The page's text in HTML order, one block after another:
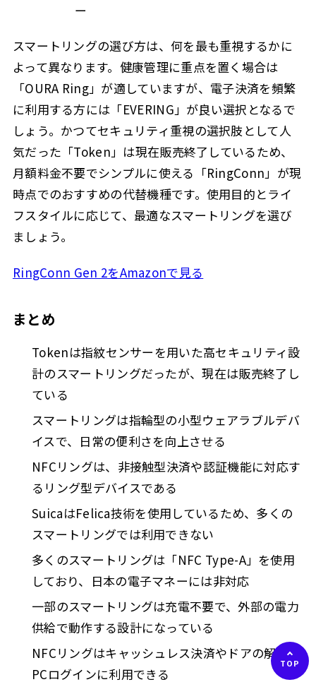
ー
スマートリングの選び方は、何を最も重視するかに
よって異なります。健康管理に重点を置く場合は
「OURA Ring」が適していますが、電子決済を頻繁
に利用する方には「EVERING」が良い選択となるで
しょう。かつてセキュリティ重視の選択肢として人
気だった「Token」は現在販売終了しているため、
月額料金不要でシンプルに使える「RingConn」が現
時点でのおすすめの代替機種です。使用目的とライ
フスタイルに応じて、最適なスマートリングを選び
ましょう。
RingConn Gen 2をAmazonで見る
まとめ
Tokenは指紋センサーを用いた高セキュリティ設
計のスマートリングだったが、現在は販売終了し
ている
スマートリングは指輪型の小型ウェアラブルデバ
イスで、日常の便利さを向上させる
NFCリングは、非接触型決済や認証機能に対応す
るリング型デバイスである
SuicaはFelica技術を使用しているため、多くの
スマートリングでは利用できない
多くのスマートリングは「NFC Type-A」を使用
しており、日本の電子マネーには非対応
一部のスマートリングは充電不要で、外部の電力
供給で動作する設計になっている
NFCリングはキャッシュレス決済やドアの解錠、
PCログインに利用できる